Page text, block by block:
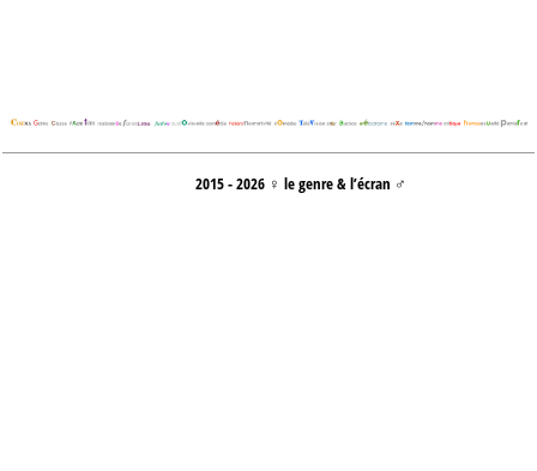
2015 - 2026 ♀ le genre & l’écran ♂